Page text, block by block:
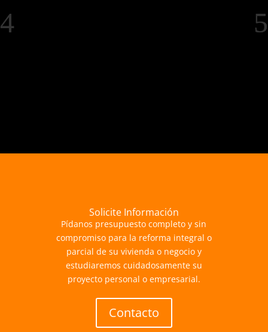
Solicite Información
Pídanos presupuesto completo y sin
compromiso para la reforma integral o
parcial de su vivienda o negocio y
estudiaremos cuidadosamente su
proyecto personal o empresarial.
Contacto